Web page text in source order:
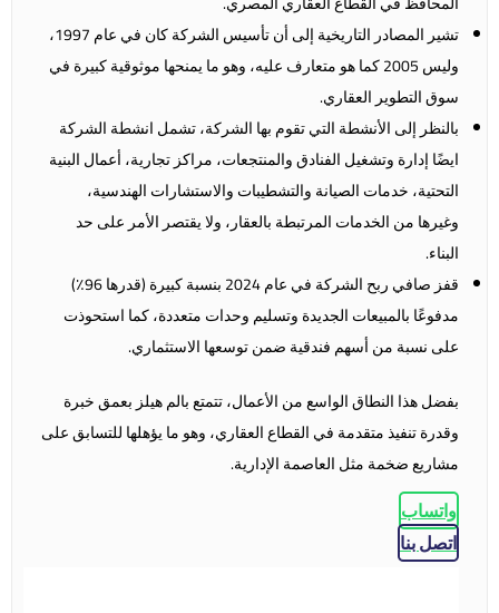
تشير المصادر التاريخية إلى أن تأسيس الشركة كان في عام 1997،
وليس 2005 كما هو متعارف عليه، وهو ما يمنحها موثوقية كبيرة في
سوق التطوير العقاري.
بالنظر إلى الأنشطة التي تقوم بها الشركة، تشمل انشطة الشركة
ايضًا إدارة وتشغيل الفنادق والمنتجعات، مراكز تجارية، أعمال البنية
التحتية، خدمات الصيانة والتشطيبات والاستشارات الهندسية،
وغيرها من الخدمات المرتبطة بالعقار، ولا يقتصر الأمر على حد
البناء.
قفز صافي ربح الشركة في عام 2024 بنسبة كبيرة (قدرها 96٪)
مدفوعًا بالمبيعات الجديدة وتسليم وحدات متعددة، كما استحوذت
على نسبة من أسهم فندقية ضمن توسعها الاستثماري.
بفضل هذا النطاق الواسع من الأعمال، تتمتع بالم هيلز بعمق خبرة
وقدرة تنفيذ متقدمة في القطاع العقاري، وهو ما يؤهلها للتسابق على
مشاريع ضخمة مثل العاصمة الإدارية.
واتساب
اتصل بنا